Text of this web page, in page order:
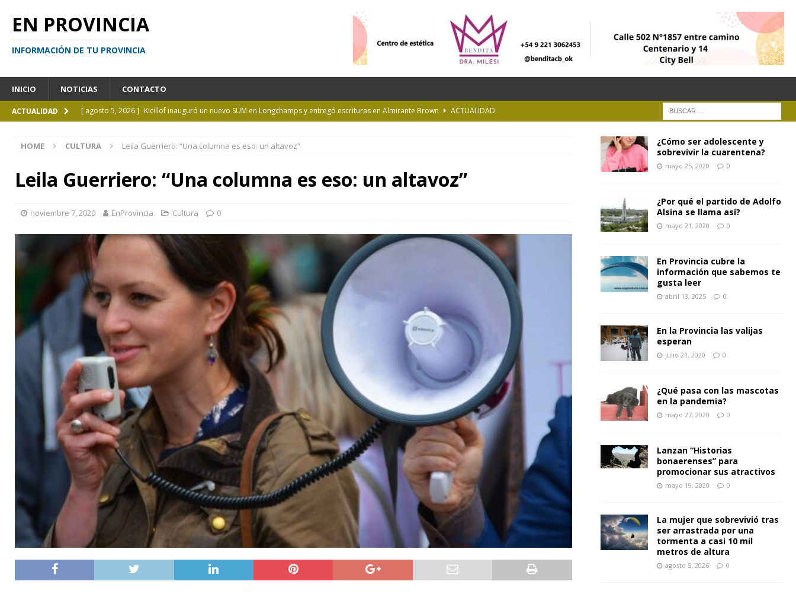
EN PROVINCIA
INFORMACIÓN DE TU PROVINCIA
INICIO NOTICIAS CONTACTO
ACTUALIDAD [ agosto 5, 2026 ] Kicillof inauguró un nuevo SUM en Longchamps y entregó escrituras en Almirante Brown
ACTUALIDAD
[ agosto 4, 2026 ] La UCALP abre la inscripción para la Diplomatura en Trasplante y Ablación de Órganos y Tejidos
[ agosto 5, 2026 ] La mujer que sobrevivió tras ser arrastrada por una tormenta a casi 10 mil metros de altura
HOME CULTURA Leila Guerriero: “Una columna es eso: un altavoz”
Leila Guerriero: “Una columna es eso: un altavoz”
noviembre 7, 2020 EnProvincia Cultura 0
¿Cómo ser adolescente y
sobrevivir la cuarentena?
mayo 25, 2020 0
¿Por qué el partido de Adolfo
Alsina se llama así?
mayo 21, 2020 0
En Provincia cubre la
información que sabemos te
gusta leer
abril 13, 2025 0
En la Provincia las valijas
esperan
julio 21, 2020 0
¿Qué pasa con las mascotas
en la pandemia?
mayo 27, 2020 0
Lanzan “Historias
bonaerenses” para
promocionar sus atractivos
mayo 19, 2020 0
La mujer que sobrevivió tras
ser arrastrada por una
tormenta a casi 10 mil
metros de altura
agosto 5, 2026 0